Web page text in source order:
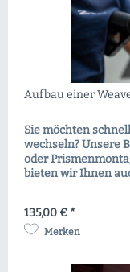
Aufbau einer
Sie möchten
wechseln? Unsere
oder
bieten wir Ihnen
135,00 € *
Merken